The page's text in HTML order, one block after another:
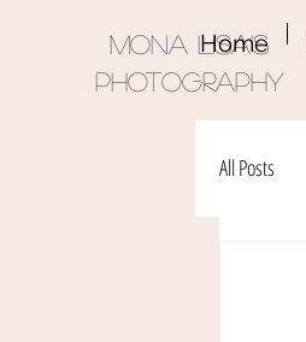
Mona Lisa's
Photography
Home
All Posts